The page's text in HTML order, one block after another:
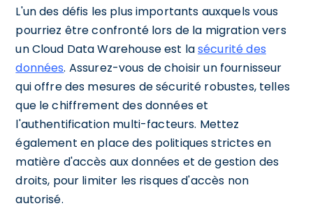
L'un des défis les plus importants auxquels vous
pourriez être confronté lors de la migration vers
un Cloud Data Warehouse est lasécurité des
données. Assurez-vous de choisir un fournisseur
qui offre des mesures de sécurité robustes, telles
que le chiffrement des données et
l'authentification multi-facteurs. Mettez
également en place des politiques strictes en
matière d'accès aux données et de gestion des
droits, pour limiter les risques d'accès non
autorisé.